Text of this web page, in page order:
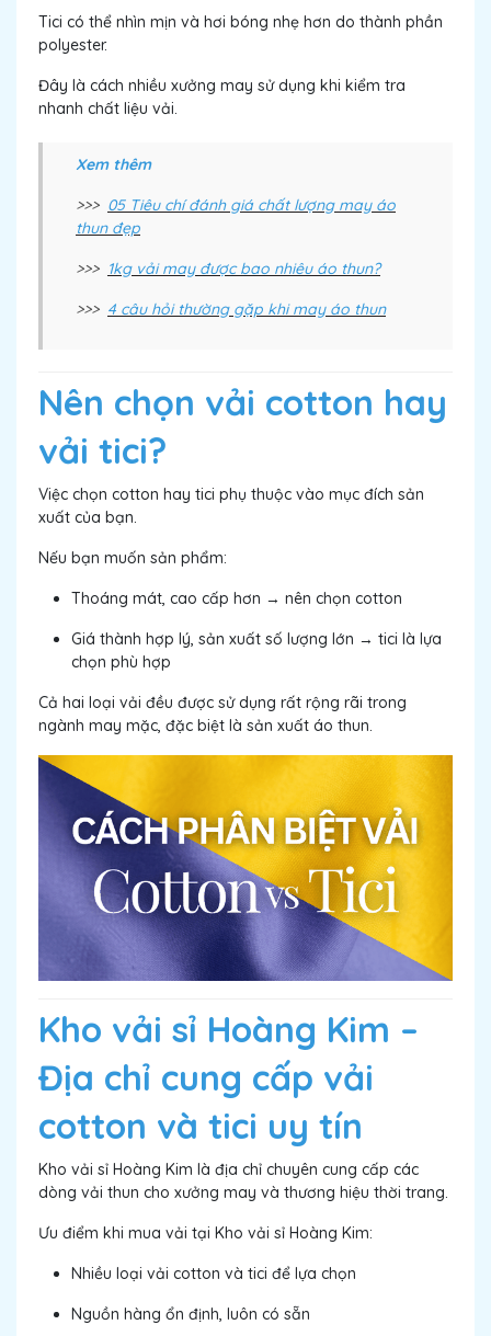
Tici có thể nhìn mịn và hơi bóng nhẹ hơn do thành phần
polyester.
Đây là cách nhiều xưởng may sử dụng khi kiểm tra
nhanh chất liệu vải.
Xem thêm
>>> 05 Tiêu chí đánh giá chất lượng may áo
thun đẹp
>>> 1kg vải may được bao nhiêu áo thun?
>>> 4 câu hỏi thường gặp khi may áo thun
Nên chọn vải cotton hay
vải tici?
Việc chọn cotton hay tici phụ thuộc vào mục đích sản
xuất của bạn.
Nếu bạn muốn sản phẩm:
Thoáng mát, cao cấp hơn → nên chọn cotton
Giá thành hợp lý, sản xuất số lượng lớn → tici là lựa
chọn phù hợp
Cả hai loại vải đều được sử dụng rất rộng rãi trong
ngành may mặc, đặc biệt là sản xuất áo thun.
Kho vải sỉ Hoàng Kim –
Địa chỉ cung cấp vải
cotton và tici uy tín
Kho vải sỉ Hoàng Kim là địa chỉ chuyên cung cấp các
dòng vải thun cho xưởng may và thương hiệu thời trang.
Ưu điểm khi mua vải tại Kho vải sỉ Hoàng Kim:
Nhiều loại vải cotton và tici để lựa chọn
Nguồn hàng ổn định, luôn có sẵn